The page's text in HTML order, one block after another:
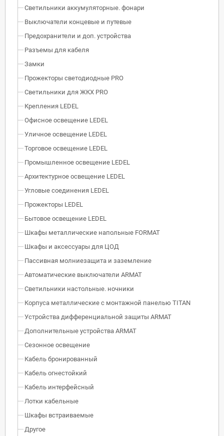
Светильники аккумуляторные. фонари
Выключатели концевые и путевые
Предохранители и доп. устройства
Разъемы для кабеля
Замки
Прожекторы светодиодные PRO
Светильники для ЖКХ PRO
Крепления LEDEL
Офисное освещение LEDEL
Уличное освещение LEDEL
Торговое освещение LEDEL
Промышленное освещение LEDEL
Архитектурное освещение LEDEL
Угловые соединения LEDEL
Прожекторы LEDEL
Бытовое освещение LEDEL
Шкафы металлические напольные FORMAT
Шкафы и аксессуары для ЦОД
Пассивная молниезащита и заземление
Автоматические выключатели ARMAT
Светильники настольные. ночники
Корпуса металлические с монтажной панелью TITAN
Устройства дифференциальной защиты ARMAT
Дополнительные устройства ARMAT
Сезонное освещение
Кабель бронированный
Кабель огнестойкий
Кабель интерфейсный
Лотки кабельные
Шкафы встраиваемые
Другое